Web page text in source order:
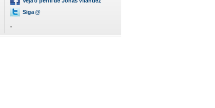
Siga @
.